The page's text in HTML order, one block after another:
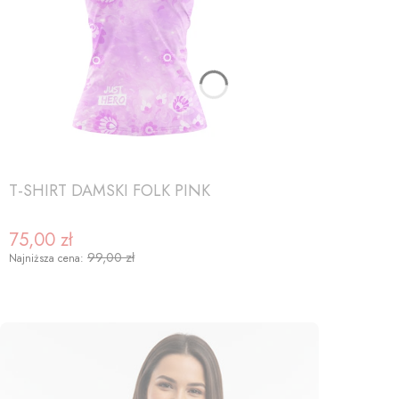
T-SHIRT DAMSKI FOLK PINK
Cena promocyjna
75,00 zł
Najniższa cena: 99,00 zł